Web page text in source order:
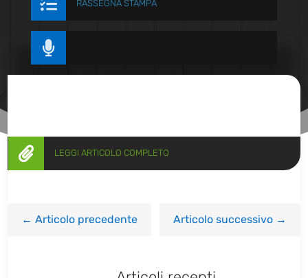
 RASSEGNA STAMPA

 LEGGI ARTICOLO COMPLETO
←Articolo precedente Articolo successivo→